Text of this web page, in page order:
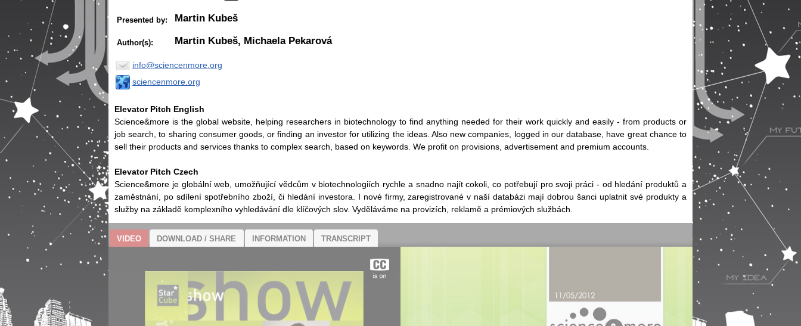
Presented by: Martin Kubeš
Author(s): Martin Kubeš, Michaela Pekarová
info@sciencenmore.org
sciencenmore.org
Elevator Pitch English
Science&more is the global website, helping researchers in biotechnology to find anything needed for their work quickly and easily - from products or
job search, to sharing consumer goods, or finding an investor for utilizing the ideas. Also new companies, logged in our database, have great chance to
sell their products and services thanks to complex search, based on keywords. We profit on provisions, advertisement and premium accounts.
Elevator Pitch Czech
Science&more je globální web, umožňující vědcům v biotechnologiích rychle a snadno najít cokoli, co potřebují pro svoji práci - od hledání produktů a
zaměstnání, po sdílení spotřebního zboží, či hledání investora. I nové firmy, zaregistrované v naší databázi mají dobrou šanci uplatnit své produkty a
služby na základě komplexního vyhledávání dle klíčových slov. Vyděláváme na provizích, reklamě a prémiových službách.
VIDEO DOWNLOAD / SHARE INFORMATION TRANSCRIPT